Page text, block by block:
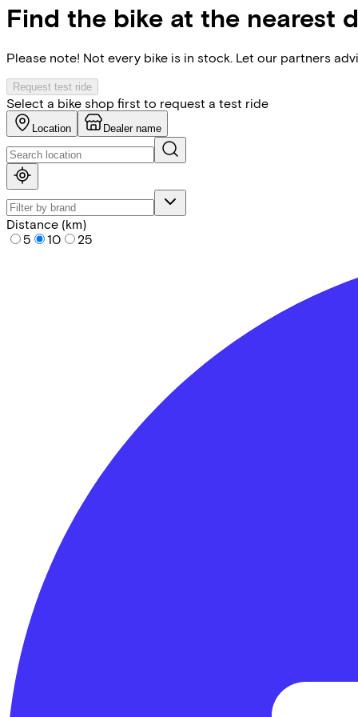
Find the bike at the nearest
Please note! Not every bike is in stock. Let our partners
Request test ride
Select a bike shop first to request a test ride
Location Dealer name
Distance (km)
5
10 25